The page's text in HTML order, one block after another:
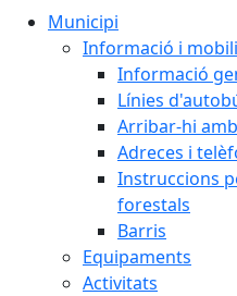
Municipi
Informació i
Informació
Línies
Arribar-hi
Adreces i
Instruccions
forestals
Barris
Equipaments
Activitats